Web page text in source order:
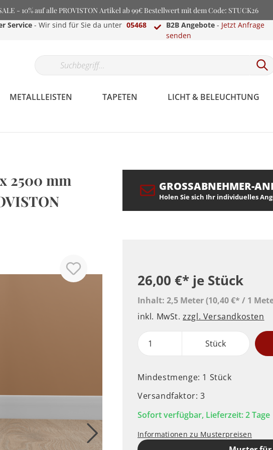
- 10% auf alle PROVISTON Artikel ab 99€ Bestellwert mit dem Code: STUCK26
Service - Wir sind für Sie da unter 05468
B2B Angebote- Jetzt Anfrage
senden
METALLLEISTEN TAPETEN LICHT & BELEUCHTUNG
2500 mm
GROSSABNEHMER-
Holen Sie sich Ihr individuelles
26,00 €* je Stück
Inhalt: 2,5 Meter(10,40 €* / 1
inkl. MwSt.zzgl. Versandkosten
Stück
Mindestmenge: 1 Stück
Versandfaktor: 3
Sofort verfügbar, Lieferzeit: 2 Tage
Informationen zu Musterpreisen